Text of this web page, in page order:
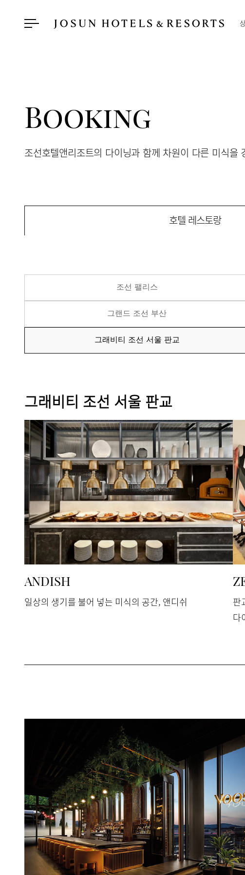
Booking
조선호텔앤리조트의 다이닝과 함께 차원이 다른 미식을
호텔 레스토랑
조선 팰리스
그랜드 조선 부산
그래비티 조선 서울 판교
그래비티 조선 서울 판교
ANDISH
일상의 생기를 불어 넣는 미식의 공간, 앤디쉬
판
다